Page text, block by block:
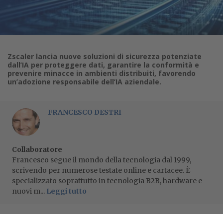
Zscaler lancia nuove soluzioni di sicurezza potenziate
dall’IA per proteggere dati, garantire la conformità e
prevenire minacce in ambienti distribuiti, favorendo
un’adozione responsabile dell’IA aziendale.
FRANCESCO DESTRI
Collaboratore
Francesco segue il mondo della tecnologia dal 1999,
scrivendo per numerose testate online e cartacee. È
specializzato soprattutto in tecnologia B2B, hardware e
nuovi m... Leggi tutto